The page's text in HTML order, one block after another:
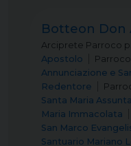
Botteon Don
Arciprete Parroco
Apostolo
Parroco
Annunciazione e
Redentore
Santa Maria Assunta
Maria Immacolata
San Marco
Santuario Mariano